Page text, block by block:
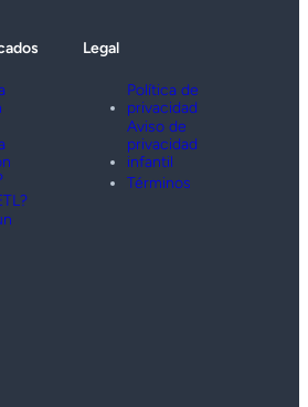
Legal
Política de
privacidad
Aviso de
privacidad
infantil
Términos